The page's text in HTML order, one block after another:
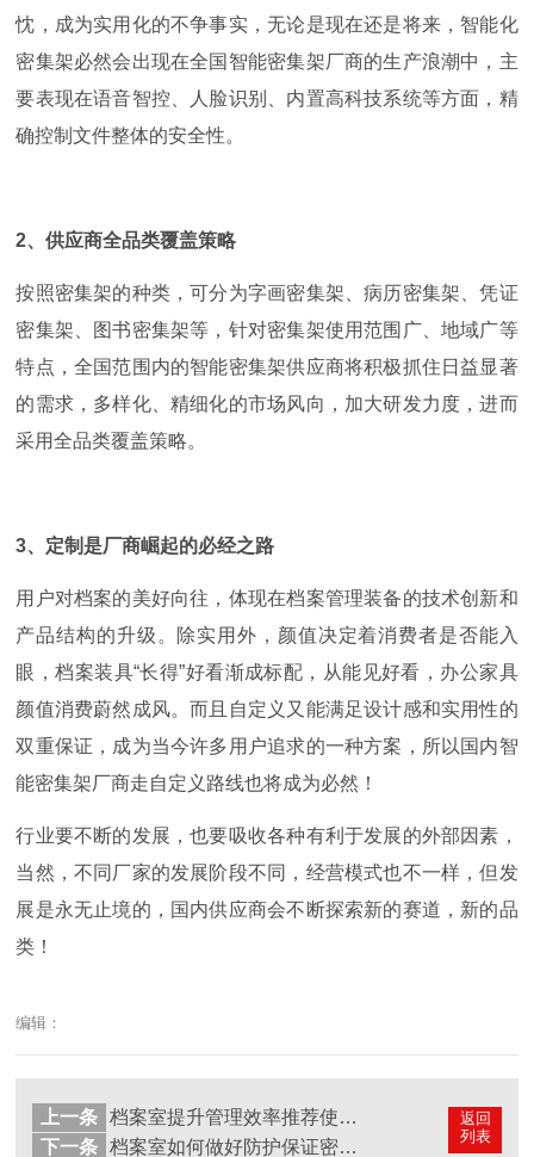
忱，成为实用化的不争事实，无论是现在还是将来，智能化
密集架必然会出现在全国智能密集架厂商的生产浪潮中，主
要表现在语音智控、人脸识别、内置高科技系统等方面，精
确控制文件整体的安全性。
2、供应商全品类覆盖策略
按照密集架的种类，可分为字画密集架、病历密集架、凭证
密集架、图书密集架等，针对密集架使用范围广、地域广等
特点，全国范围内的智能密集架供应商将积极抓住日益显著
的需求，多样化、精细化的市场风向，加大研发力度，进而
采用全品类覆盖策略。
3、定制是厂商崛起的必经之路
用户对档案的美好向往，体现在档案管理装备的技术创新和
产品结构的升级。除实用外，颜值决定着消费者是否能入
眼，档案装具“长得”好看渐成标配，从能见好看，办公家具
颜值消费蔚然成风。而且自定义又能满足设计感和实用性的
双重保证，成为当今许多用户追求的一种方案，所以国内智
能密集架厂商走自定义路线也将成为必然！
行业要不断的发展，也要吸收各种有利于发展的外部因素，
当然，不同厂家的发展阶段不同，经营模式也不一样，但发
展是永无止境的，国内供应商会不断探索新的赛道，新的品
类！
编辑：
返回
列表
上一条
档案室提升管理效率推荐使用智能密集架
下一条
档案室如何做好防护保证密集架的正常运行？